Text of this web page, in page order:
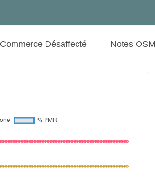
Commerce Désaffecté Notes OSM